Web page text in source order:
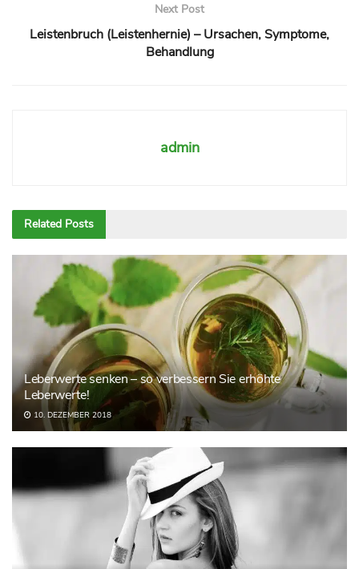
Next Post
Leistenbruch (Leistenhernie) – Ursachen, Symptome,
Behandlung
admin
Related Posts
Leberwerte senken – so verbessern Sie erhöhte
Leberwerte!
10. DEZEMBER 2018